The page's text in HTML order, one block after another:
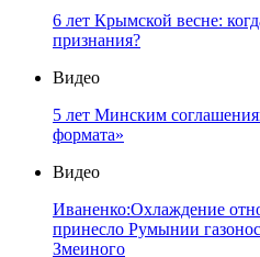
6 лет Крымской весне:
признания?
Видео
5 лет Минским
формата»
Видео
Иваненко:Охлаждение
принесло Румынии
Змеиного